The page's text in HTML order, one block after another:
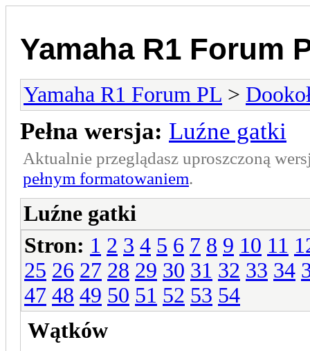
Yamaha R1 Forum
Yamaha R1 Forum PL >
Pełna wersja: Luźne gatki
Aktualnie przeglądasz uproszczoną
pełnym formatowaniem.
Luźne gatki
Stron: 1 2 3 4 5 6 7 8 9 10 11
25 26 27 28 29 30 31 32 33 34
47 48 49 50 51 52 53 54
Wątków